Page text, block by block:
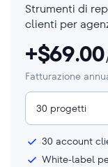
Strumenti di
clienti per
+$69.00
Fatturazione
30 progetti
30 account
White-label